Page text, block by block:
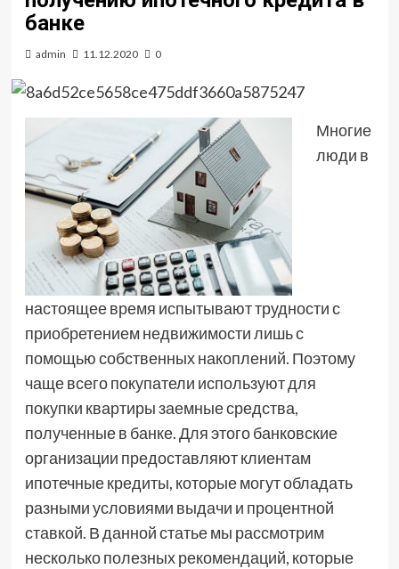
банке
admin 11.12.2020 0
Многие
люди в
настоящее время испытывают трудности с
приобретением недвижимости лишь с
помощью собственных накоплений. Поэтому
чаще всего покупатели используют для
покупки квартиры заемные средства,
полученные в банке. Для этого банковские
организации предоставляют клиентам
ипотечные кредиты, которые могут обладать
разными условиями выдачи и процентной
ставкой. В данной статье мы рассмотрим
несколько полезных рекомендаций, которые